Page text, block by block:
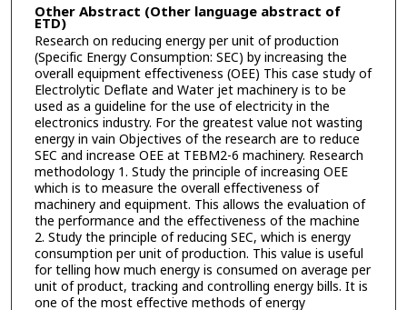
Other Abstract (Other language abstract of
ETD)
Research on reducing energy per unit of production
(Specific Energy Consumption: SEC) by increasing the
overall equipment effectiveness (OEE) This case study of
Electrolytic Deflate and Water jet machinery is to be
used as a guideline for the use of electricity in the
electronics industry. For the greatest value not wasting
energy in vain Objectives of the research are to reduce
SEC and increase OEE at TEBM2-6 machinery. Research
methodology 1. Study the principle of increasing OEE
which is to measure the overall effectiveness of
machinery and equipment. This allows the evaluation of
the performance and the effectiveness of the machine
2. Study the principle of reducing SEC, which is energy
consumption per unit of production. This value is useful
for telling how much energy is consumed on average per
unit of product, tracking and controlling energy bills. It is
one of the most effective methods of energy